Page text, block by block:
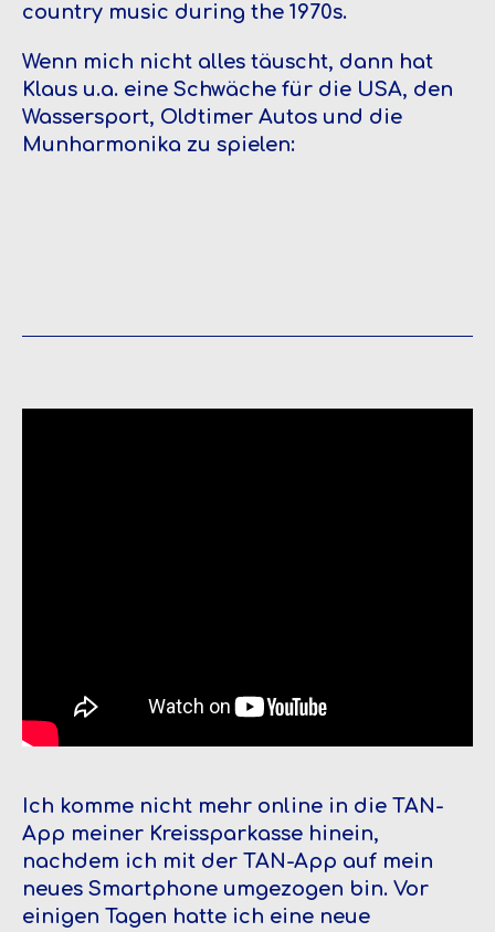
country music during the 1970s.
Wenn mich nicht alles täuscht, dann hat
Klaus u.a. eine Schwäche für die USA, den
Wassersport, Oldtimer Autos und die
Munharmonika zu spielen:
Ich komme nicht mehr online in die TAN-
App meiner Kreissparkasse hinein,
nachdem ich mit der TAN-App auf mein
neues Smartphone umgezogen bin. Vor
einigen Tagen hatte ich eine neue